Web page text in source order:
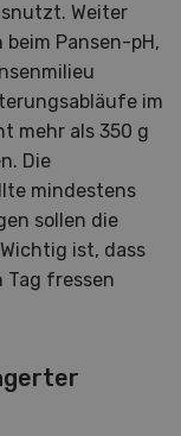
Weiter
Pansen-pH,
im
mehr als 350 g
Die
mindestens
sollen die
ist, dass
Tag fressen